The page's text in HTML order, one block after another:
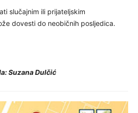
slučajnim ili prijateljskim
dovesti do neobičnih posljedica.
Suzana Dulčić